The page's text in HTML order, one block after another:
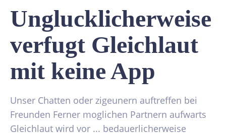
Unglucklicherweise
verfugt Gleichlaut
mit keine App
Unser Chatten oder zigeunern auftreffen bei
Freunden Ferner moglichen Partnern aufwarts
Gleichlaut wird vor ... bedauerlicherweise